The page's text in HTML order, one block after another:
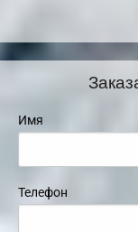
Имя
Телефон